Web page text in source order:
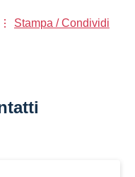
Stampa / Condividi